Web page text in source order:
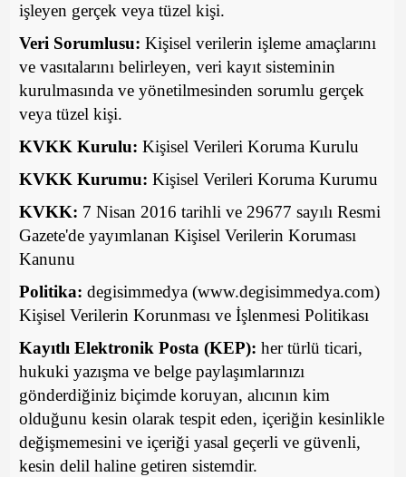
işleyen gerçek veya tüzel kişi.
Veri Sorumlusu: Kişisel verilerin işleme amaçlarını
ve vasıtalarını belirleyen, veri kayıt sisteminin
kurulmasında ve yönetilmesinden sorumlu gerçek
veya tüzel kişi.
KVKK Kurulu: Kişisel Verileri Koruma Kurulu
KVKK Kurumu: Kişisel Verileri Koruma Kurumu
KVKK: 7 Nisan 2016 tarihli ve 29677 sayılı Resmi
Gazete'de yayımlanan Kişisel Verilerin Koruması
Kanunu
Politika: degisimmedya (www.degisimmedya.com)
Kişisel Verilerin Korunması ve İşlenmesi Politikası
Kayıtlı Elektronik Posta (KEP): her türlü ticari,
hukuki yazışma ve belge paylaşımlarınızı
gönderdiğiniz biçimde koruyan, alıcının kim
olduğunu kesin olarak tespit eden, içeriğin kesinlikle
değişmemesini ve içeriği yasal geçerli ve güvenli,
kesin delil haline getiren sistemdir.